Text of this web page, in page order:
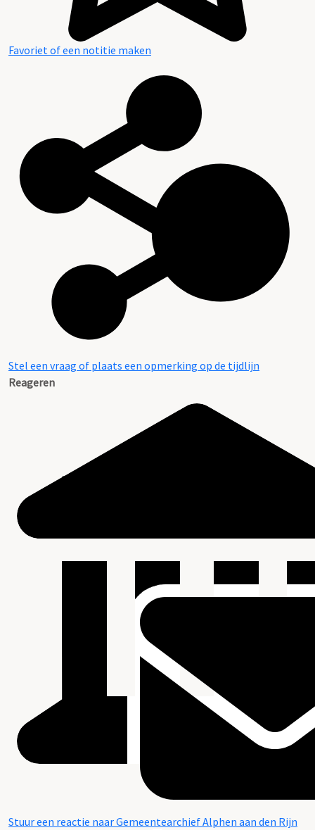
Favoriet of een notitie maken
Stel een vraag of plaats een opmerking op de tijdlijn
Reageren
Stuur een reactie naar Gemeentearchief Alphen aan den Rijn